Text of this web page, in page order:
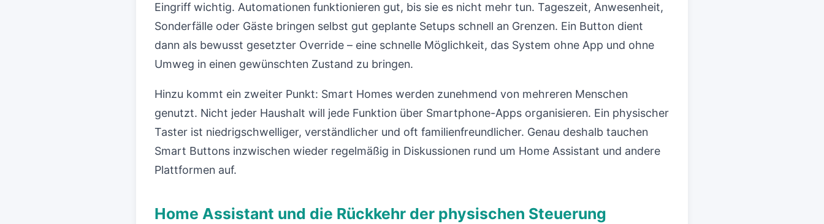
Eingriff wichtig. Automationen funktionieren gut, bis sie es nicht mehr tun. Tageszeit, Anwesenheit,
Sonderfälle oder Gäste bringen selbst gut geplante Setups schnell an Grenzen. Ein Button dient
dann als bewusst gesetzter Override – eine schnelle Möglichkeit, das System ohne App und ohne
Umweg in einen gewünschten Zustand zu bringen.
Hinzu kommt ein zweiter Punkt: Smart Homes werden zunehmend von mehreren Menschen
genutzt. Nicht jeder Haushalt will jede Funktion über Smartphone-Apps organisieren. Ein physischer
Taster ist niedrigschwelliger, verständlicher und oft familienfreundlicher. Genau deshalb tauchen
Smart Buttons inzwischen wieder regelmäßig in Diskussionen rund um Home Assistant und andere
Plattformen auf.
Home Assistant und die Rückkehr der physischen Steuerung